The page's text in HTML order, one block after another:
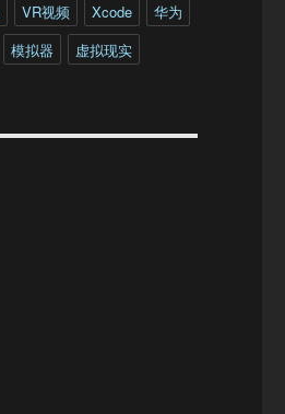
VR视频 Xcode
华为
模拟器 虚拟现实